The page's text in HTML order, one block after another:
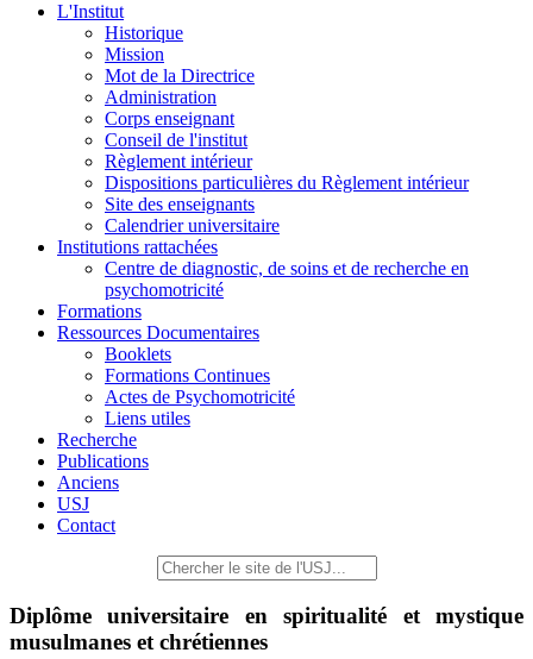
L'Institut
Historique
Mission
Mot de la Directrice
Administration
Corps enseignant
Conseil de l'institut
Règlement intérieur
Dispositions particulières du Règlement intérieur
Site des enseignants
Calendrier universitaire
Institutions rattachées
Centre de diagnostic, de soins et de recherche en
psychomotricité
Formations
Ressources Documentaires
Booklets
Formations Continues
Actes de Psychomotricité
Liens utiles
Recherche
Publications
Anciens
USJ
Contact
Diplôme universitaire en spiritualité et mystique
musulmanes et chrétiennes